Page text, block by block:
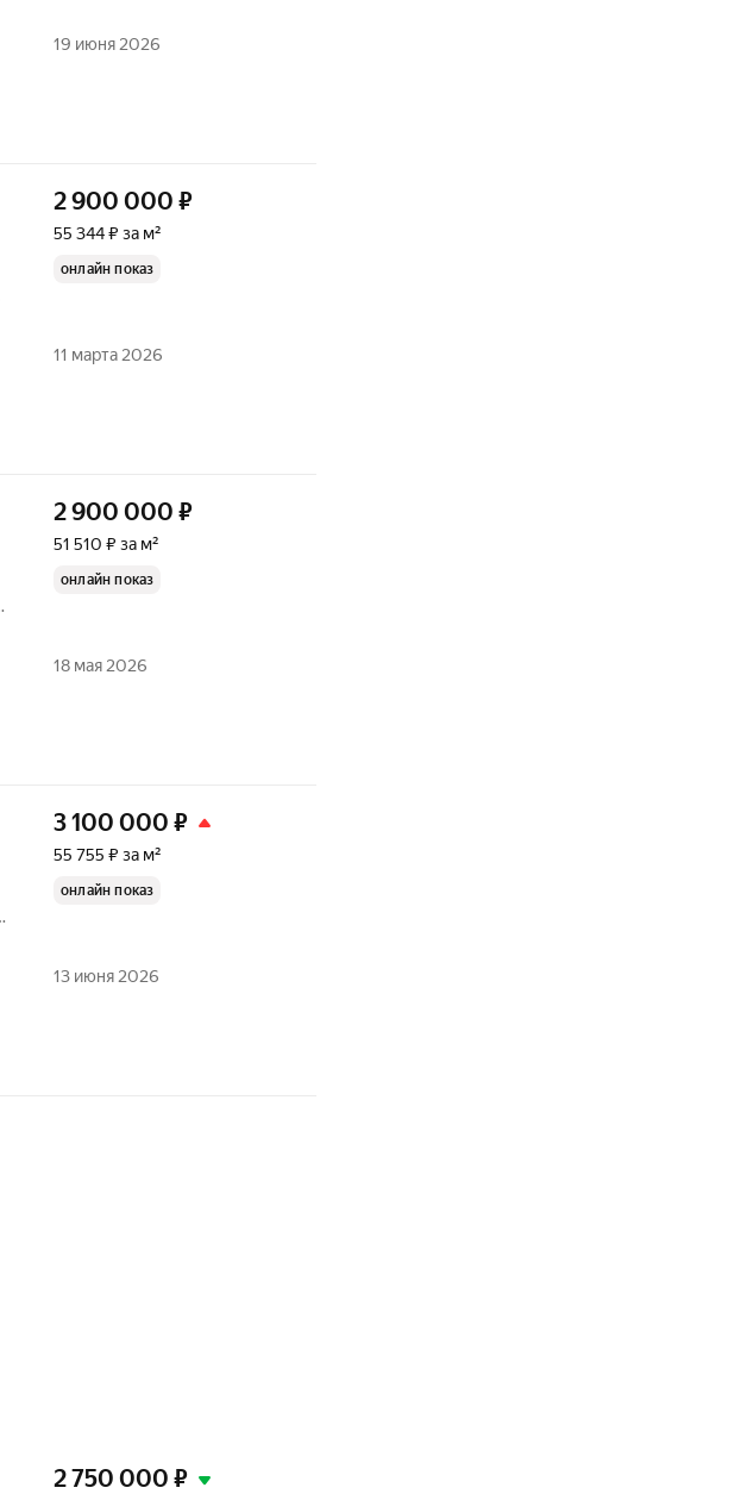
19 июня 2026
2 900 000 ₽
55 344 ₽ за м²
онлайн показ
11 марта 2026
2 900 000 ₽
51 510 ₽ за м²
онлайн показ
18 мая 2026
3 100 000 ₽
55 755 ₽ за м²
онлайн показ
13 июня 2026
2 750 000 ₽